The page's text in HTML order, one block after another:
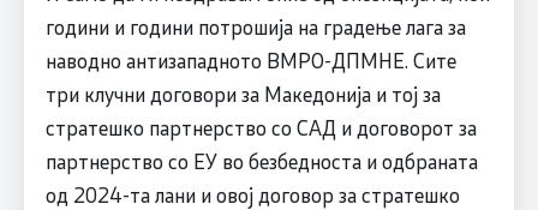
години и години потрошија на градење лага за
наводно антизападното ВМРО-ДПМНЕ. Сите
три клучни договори за Македонија и тој за
стратешко партнерство со САД и договорот за
партнерство со ЕУ во безбедноста и одбраната
од 2024-та лани и овој договор за стратешко